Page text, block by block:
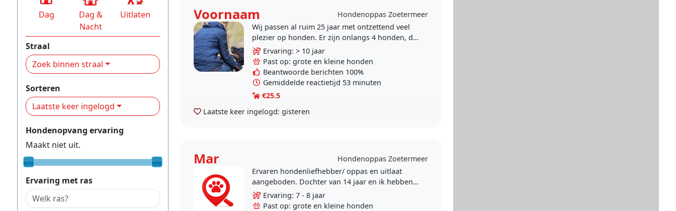
Voornaam
Hondenoppas Zoetermeer
Wij passen al ruim 25 jaar met ontzettend veel
plezier op honden. Er zijn onlangs 4 honden, die
al van jongs af aan bij ons komen overleden,
heel..
Ervaring: > 10 jaar
Past op: grote en kleine honden
Beantwoorde berichten 100%
Gemiddelde reactietijd 53 minuten
€25.5
Laatste keer ingelogd: gisteren
Mar
Hondenoppas Zoetermeer
Ervaren hondenliefhebber/ oppas en uitlaat
aangeboden. Dochter van 14 jaar en ik hebben
altijd honden gehad en passen al 7 jaar op een
hond. Wij..
Ervaring: 7 - 8 jaar
Past op: grote en kleine honden
Dag
Dag &
Nacht
Uitlaten
Straal
Zoek binnen straal
Sorteren
Laatste keer ingelogd
Hondenopvang ervaring
Maakt niet uit.
Ervaring met ras